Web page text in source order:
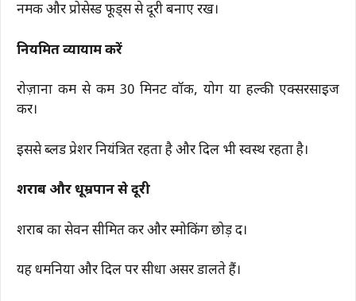
नमक और प्रोसेस्ड फूड्स से दूरी बनाए रखें।
नियमित व्यायाम करें
रोज़ाना कम से कम 30 मिनट वॉक, योग या हल्की एक्सरसाइज
करें।
इससे ब्लड प्रेशर नियंत्रित रहता है और दिल भी स्वस्थ रहता है।
शराब और धूम्रपान से दूरी
शराब का सेवन सीमित करें और स्मोकिंग छोड़ दें।
यह धमनियों और दिल पर सीधा असर डालते हैं।